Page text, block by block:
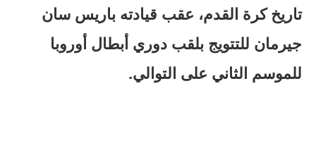
تاريخ كرة القدم، عقب قيادته باريس سان
جيرمان للتتويج بلقب دوري أبطال أوروبا
للموسم الثاني على التوالي.